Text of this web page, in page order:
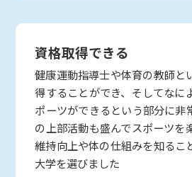
資格取得できる
健康運動指導士や体育の教師と
得することができ、そしてなに
ポーツができるという部分に非
の上部活動も盛んでスポーツを
維持向上や体の仕組みを知るこ
大学を選びました